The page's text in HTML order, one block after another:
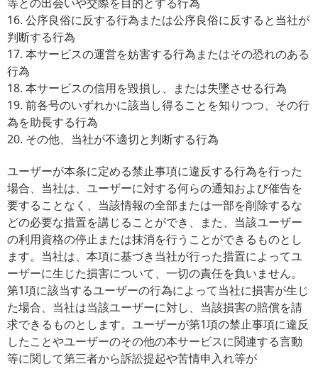
16. 公序良俗に反する行為または公序良俗に反すると当社が
判断する行為
17. 本サービスの運営を妨害する行為またはその恐れのある
行為
18. 本サービスの信用を毀損し、または失墜させる行為
19. 前各号のいずれかに該当し得ることを知りつつ、その行
為を助長する行為
20. その他、当社が不適切と判断する行為
ユーザーが本条に定める禁止事項に違反する行為を行った
場合、当社は、ユーザーに対する何らの通知および催告を
要することなく、当該情報の全部または一部を削除するな
どの必要な措置を講じることができ、また、当該ユーザー
の利用資格の停止または抹消を行うことができるものとし
ます。当社は、本項に基づき当社が行った措置によってユ
ーザーに生じた損害について、一切の責任を負いません。
第1項に該当するユーザーの行為によって当社に損害が生じ
た場合、当社は当該ユーザーに対し、当該損害の賠償を請
求できるものとします。ユーザーが第1項の禁止事項に違反
したことやユーザーのその他の本サービスに関連する言動
等に関して第三者から訴訟提起や苦情申入れ等が